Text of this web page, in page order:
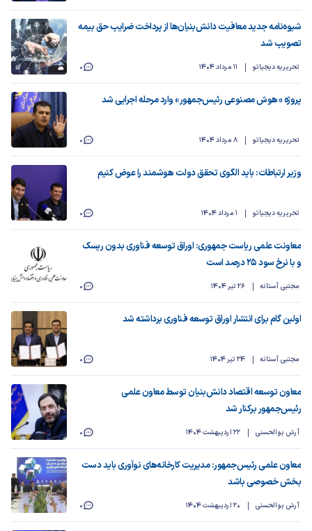
شیوه‌نامه جدید معافیت دانش‌بنیان‌ها از پرداخت ضرایب حق بیمه
تصویب شد
تحریریه دیجیاتو 0 11 مرداد 1404
پروژه «هوش مصنوعی رئیس‌جمهور» وارد مرحله اجرایی شد
تحریریه دیجیاتو 0 8 مرداد 1404
وزیر ارتباطات: باید الگوی تحقق دولت هوشمند را عوض کنیم
تحریریه دیجیاتو 0 1 مرداد 1404
معاونت علمی ریاست جمهوری: اوراق توسعه فناوری بدون ریسک
و با نرخ سود 25 درصد است
مجتبی آستانه 0 26 تیر 1404
اولین گام برای انتشار اوراق توسعه فناوری برداشته شد
مجتبی آستانه 0 24 تیر 1404
معاون توسعه اقتصاد دانش‌بنیان توسط معاون علمی
رئیس‌جمهور برکنار شد
آرش بوالحسنی 0 22 اردیبهشت 1404
معاون علمی رئیس‌جمهور: مدیریت کارخانه‌های نوآوری باید دست
بخش خصوصی باشد
آرش بوالحسنی 0 20 اردیبهشت 1404